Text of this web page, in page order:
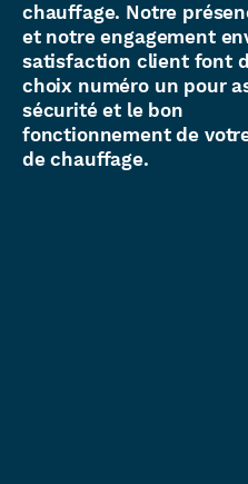
chauffage. Notre
et notre engagement
satisfaction client font
choix numéro un pour
sécurité et le bon
fonctionnement de
de chauffage.